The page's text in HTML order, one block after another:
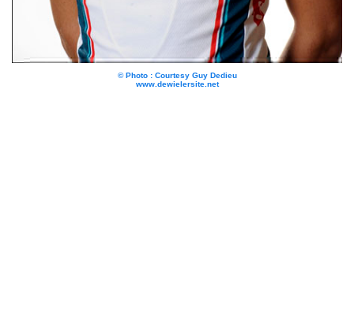
© Photo : Courtesy Guy Dedieu
www.dewielersite.net